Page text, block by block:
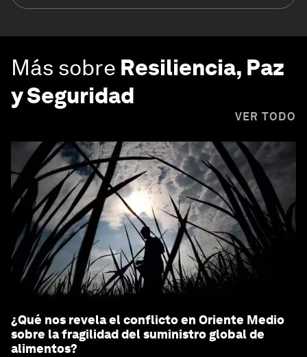
Más sobre Resiliencia, Paz
y Seguridad
VER TODO
¿Qué nos revela el conflicto en Oriente Medio
sobre la fragilidad del suministro global de
alimentos?